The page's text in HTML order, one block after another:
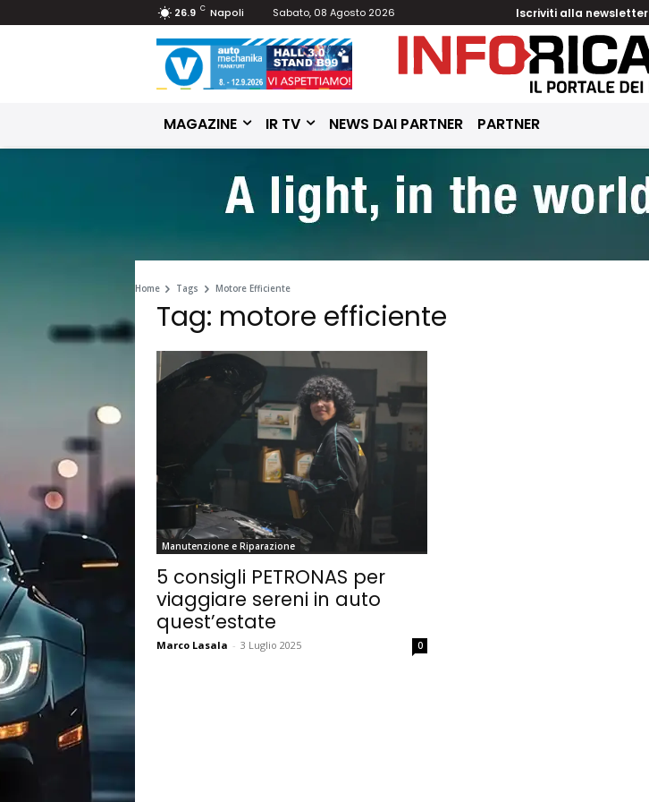
26.9 C Napoli Sabato, 08 Agosto 2026 Iscriviti alla newsletter
MAGAZINE IR TV NEWS DAI PARTNER PARTNER
Home Tags Motore Efficiente
Tag: motore efficiente
Manutenzione e Riparazione
5 consigli PETRONAS per
viaggiare sereni in auto
quest’estate
Marco Lasala - 3 Luglio 2025 0